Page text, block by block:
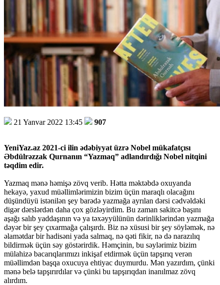
21 Yanvar 2022 13:45 907
YeniYaz.az 2021-ci ilin ədəbiyyat üzrə Nobel mükafatçısı
Əbdülrəzzak Qurnanın “Yazmaq” adlandırdığı Nobel nitqini
təqdim edir.
Yazmaq mənə həmişə zövq verib. Hətta məktəbdə oxuyanda
hekayə, yaxud müəllimlərimizin bizim üçün maraqlı olacağını
düşündüyü istənilən şey barədə yazmağa ayrılan dərsi cədvəldəki
digər dərslərdən daha çox gözləyirdim. Bu zaman sakitcə başını
aşağı salıb yaddaşının və ya təxəyyülünün dərinliklərindən yazmağa
dəyər bir şey çıxarmağa çalışırdı. Biz nə xüsusi bir şey söyləmək, nə
əlamətdar bir hadisəni yada salmaq, nə qəti fikir, nə də narazılıq
bildirmək üçün səy göstərirdik. Həmçinin, bu səylərimiz bizim
mülahizə bacarıqlarımızı inkişaf etdirmək üçün tapşırıq verən
müəllimdən başqa oxucuya ehtiyac duymurdu. Mən yazırdım, çünki
mənə belə tapşırırdılar və çünki bu tapşırıqdan inanılmaz zövq
alırdım.